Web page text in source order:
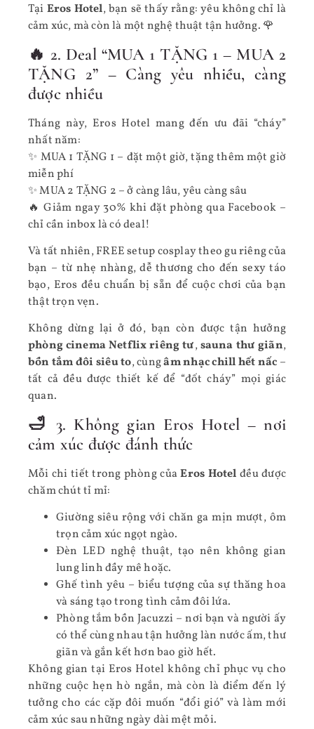
Tại Eros Hotel, bạn sẽ thấy rằng: yêu không chỉ là
cảm xúc, mà còn là một nghệ thuật tận hưởng. 🌹
🔥 2. Deal “MUA 1 TẶNG 1 – MUA 2
TẶNG 2” – Càng yêu nhiều, càng
được nhiều
Tháng này, Eros Hotel mang đến ưu đãi “cháy”
nhất năm:
✨ MUA 1 TẶNG 1 – đặt một giờ, tặng thêm một giờ
miễn phí
✨ MUA 2 TẶNG 2 – ở càng lâu, yêu càng sâu
🔥 Giảm ngay 30% khi đặt phòng qua Facebook –
chỉ cần inbox là có deal!
Và tất nhiên, FREE setup cosplay theo gu riêng của
bạn – từ nhẹ nhàng, dễ thương cho đến sexy táo
bạo, Eros đều chuẩn bị sẵn để cuộc chơi của bạn
thật trọn vẹn.
Không dừng lại ở đó, bạn còn được tận hưởng
phòng cinema Netflix riêng tư,sauna thư giãn,
bồn tắm đôi siêu to, cùngâm nhạc chill hết nấc –
tất cả đều được thiết kế để “đốt cháy” mọi giác
quan.
🛁 3. Không gian Eros Hotel – nơi
cảm xúc được đánh thức
Mỗi chi tiết trong phòng củaEros Hotel đều được
chăm chút tỉ mỉ:
Giường siêu rộng với chăn ga mịn mượt, ôm
trọn cảm xúc ngọt ngào.
Đèn LED nghệ thuật, tạo nên không gian
lung linh đầy mê hoặc.
Ghế tình yêu – biểu tượng của sự thăng hoa
và sáng tạo trong tình cảm đôi lứa.
Phòng tắm bồn Jacuzzi – nơi bạn và người ấy
có thể cùng nhau tận hưởng làn nước ấm, thư
giãn và gắn kết hơn bao giờ hết.
Không gian tại Eros Hotel không chỉ phục vụ cho
những cuộc hẹn hò ngắn, mà còn là điểm đến lý
tưởng cho các cặp đôi muốn “đổi gió” và làm mới
cảm xúc sau những ngày dài mệt mỏi.